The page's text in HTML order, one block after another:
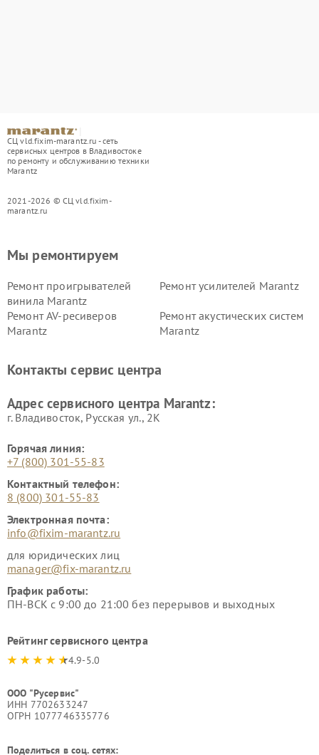
СЦ vld.fixim-marantz.ru - сеть
сервисных центров в Владивостоке
по ремонту и обслуживанию техники
Marantz
2021-2026 © СЦ vld.fixim-
marantz.ru
Мы ремонтируем
Ремонт проигрывателей
винила Marantz
Ремонт усилителей Marantz
Ремонт AV-ресиверов
Marantz
Ремонт акустических систем
Marantz
Контакты сервис центра
Адрес сервисного центра Marantz:
г. Владивосток, Русская ул., 2К
Горячая линия:
+7 (800) 301-55-83
Контактный телефон:
8 (800) 301-55-83
Электронная почта:
info@fixim-marantz.ru
для юридических лиц
manager@fix-marantz.ru
График работы:
ПН-ВСК с 9:00 до 21:00 без перерывов и выходных
Рейтинг сервисного центра
4.9-5.0
ООО "Русервис"
ИНН 7702633247
ОГРН 1077746335776
Поделиться в соц. сетях: